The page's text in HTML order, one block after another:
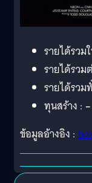
รายได้รวม
รายได้รวม
รายได้รวม
ทุนสร้าง : –
ข้อมูลอ้างอิง :